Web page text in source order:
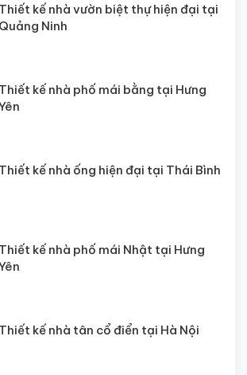
Thiết kế nhà vườn biệt thự hiện đại tại
Quảng Ninh
Thiết kế nhà phố mái bằng tại Hưng
Thiết kế nhà ống hiện đại tại Thái Bình
Thiết kế nhà phố mái Nhật tại Hưng
Thiết kế nhà tân cổ điển tại Hà Nội